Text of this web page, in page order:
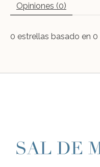
Opiniones (0)
0 estrellas basado en 0